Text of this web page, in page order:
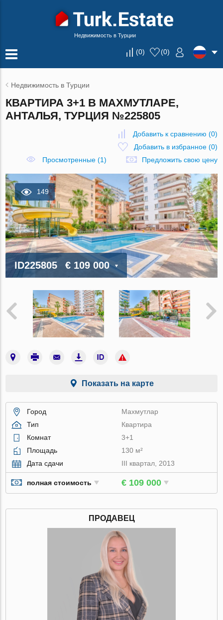
Недвижимость в Турции
(0) (0)
Недвижимость в Турции
КВАРТИРА 3+1 В МАХМУТЛАРЕ,
АНТАЛЬЯ, ТУРЦИЯ №225805
Добавить к сравнению (0)
Добавить в избранное(0)
Просмотренные (1)
Предложить свою цену
149
ID225805 € 109 000
Показать на карте
Город
Махмутлар
Тип
Квартира
Комнат
3+1
Площадь
130 м²
Дата сдачи
III квартал, 2013
полная стоимость € 109 000
ПРОДАВЕЦ